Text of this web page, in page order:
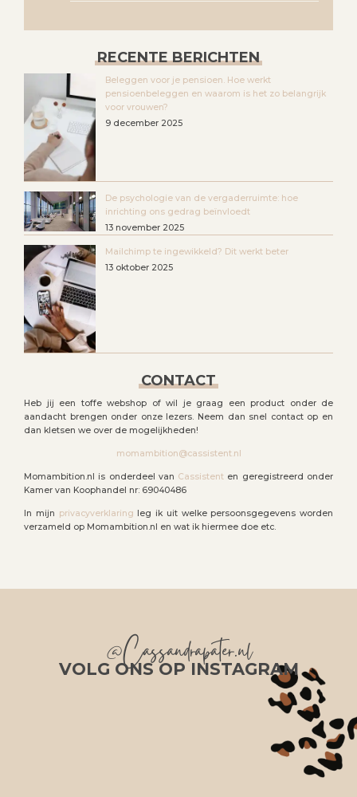
RECENTE BERICHTEN
Beleggen voor je pensioen. Hoe werkt
pensioenbeleggen en waarom is het zo belangrijk
voor vrouwen?
9 december 2025
De psychologie van de vergaderruimte: hoe
inrichting ons gedrag beïnvloedt
13 november 2025
Mailchimp te ingewikkeld? Dit werkt beter
13 oktober 2025
CONTACT
Heb jij een toffe webshop of wil je graag een product onder de
aandacht brengen onder onze lezers. Neem dan snel contact op en
dan kletsen we over de mogelijkheden!
momambition@cassistent.nl
Momambition.nl is onderdeel van Cassistent en geregistreerd onder
Kamer van Koophandel nr: 69040486
In mijn privacyverklaring leg ik uit welke persoonsgegevens worden
verzameld op Momambition.nl en wat ik hiermee doe etc.
@Cassandrapater.nl
VOLG ONS OP INSTAGRAM